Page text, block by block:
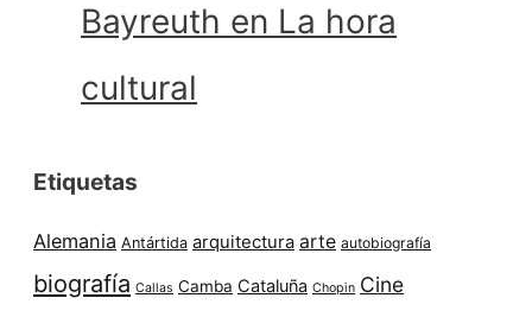
Bayreuth en La hora
cultural
Etiquetas
Alemania Antártida arquitectura arte autobiografía
biografía Callas Camba Cataluña Chopin Cine